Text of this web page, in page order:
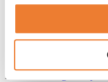
Porslin
Dekor
PARTNERS: